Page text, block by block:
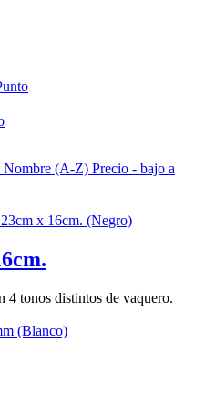
Nombre (A-Z) Precio - bajo a
4 tonos distintos de vaquero.